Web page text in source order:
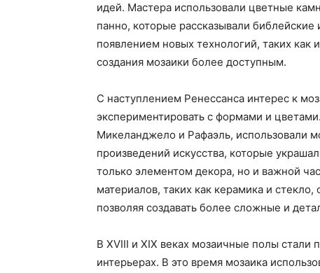
идей. Мастера использовали цветные
панно, которые рассказывали
появлением новых технологий, таких как
создания мозаики более доступным.
С наступлением Ренессанса интерес к
экспериментировать с формами и
Микеланджело и Рафаэль, использовали
произведений искусства, которые
только элементом декора, но и важной
материалов, таких как керамика и
позволяя создавать более сложные и
В XVIII и XIX веках мозаичные полы
интерьерах. В это время мозаика